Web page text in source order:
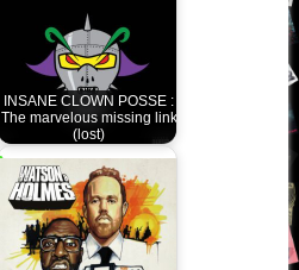
INSANE CLOWN POSSE :
The marvelous missing link
(lost)